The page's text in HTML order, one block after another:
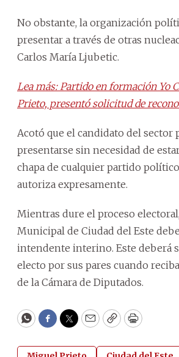
No obstante, la organización
presentar a través de otras
Carlos María Ljubetic.
Lea más: Partido en formación Yo
Prieto, presentó solicitud de
Acotó que el candidato del sector
presentarse sin necesidad de
chapa de cualquier partido
autoriza expresamente.
Mientras dure el proceso
Municipal de Ciudad del Este
intendente interino. Este deberá
electo por sus pares cuando
de la Cámara de Diputados.
WhatsApp
Facebook
Twitter
EmailCopyPrint